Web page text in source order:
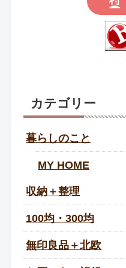
カテゴリー
暮らしのこと
MY HOME
収納＋整理
100均・300均
無印良品＋北欧